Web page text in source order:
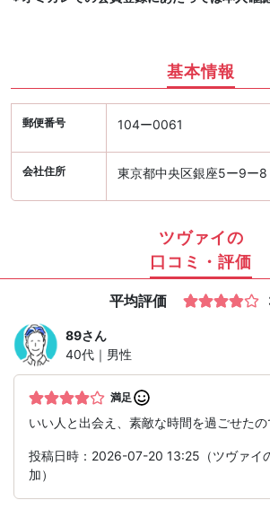
基本情報
郵便番号 104ー0061
会社住所 東京都中央区銀座5ー9ー
ツヴァイの
口コミ・評価
平均評価
89さん
40代｜男性
満足
いい人と出会え、素敵な時間を過ごせたの
投稿日時：2026-07-20 13:25（ツヴァイ
加）